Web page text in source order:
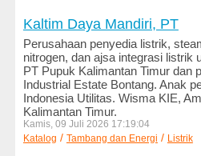
dan
Kencan
Kesehatan
dan
Kecantikan
Komputer
Kaltim Daya Mandiri, PT
Perusahaan penyedia listrik,
nitrogen, dan ajsa integrasi listrik
PT Pupuk Kalimantan Timur dan
Industrial Estate Bontang. Anak
Indonesia Utilitas. Wisma KIE,
Kalimantan Timur.
Kamis, 09 Juli 2026 17:19:04
Katalog / Tambang dan Energi / Listrik